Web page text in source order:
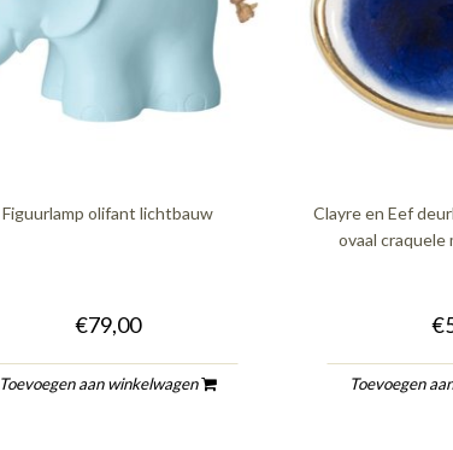
Figuurlamp olifant lichtbauw
€79,00
Toevoegen aan winkelwagen
Clayre en Eef
ovaal craquele
Toevoegen